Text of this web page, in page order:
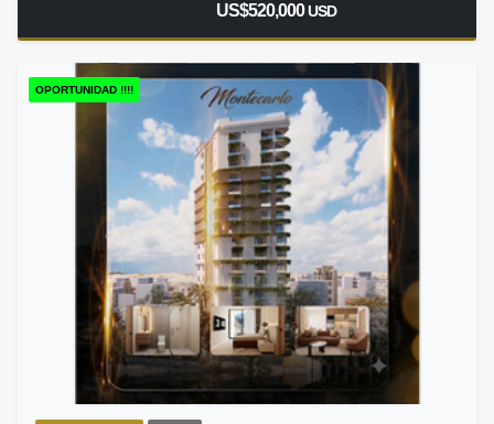
US$520,000USD
OPORTUNIDAD !!!!